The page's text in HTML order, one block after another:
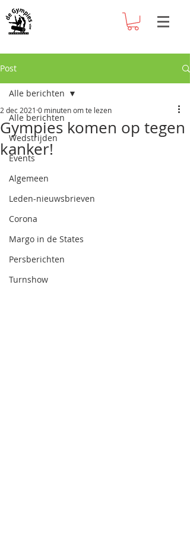
Post
Alle berichten
Wedstrijden
Events
Algemeen
Leden-nieuwsbrieven
Corona
Margo in de States
Persberichten
Turnshow
Alle berichten
Gympies komen op tegen
kanker!
2 dec 2021 0 minuten om te lezen